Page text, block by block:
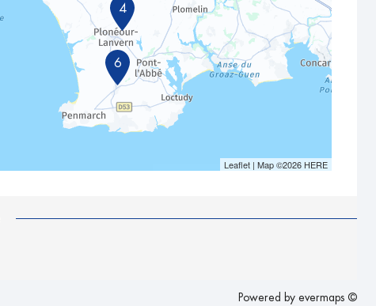
6
4
Leaflet| Map ©2026 HERE
Powered by evermaps ©